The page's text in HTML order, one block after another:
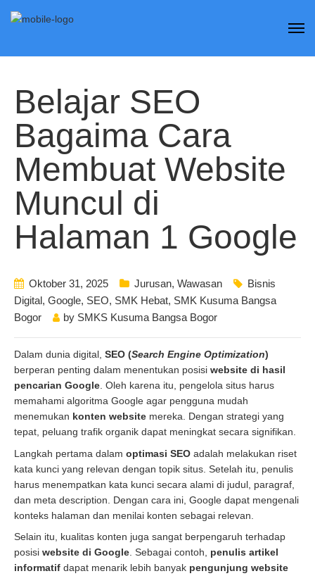
Belajar SEO
Bagaima Cara
Membuat Website
Muncul di
Halaman 1 Google
Oktober 31, 2025 Jurusan, Wawasan
Bisnis
Digital, Google, SEO, SMK Hebat, SMK Kusuma Bangsa
Bogor
by SMKS Kusuma Bangsa Bogor
Dalam dunia digital, SEO (Search Engine Optimization)
berperan penting dalam menentukan posisi website di hasil
pencarian Google . Oleh karena itu, pengelola situs harus
memahami algoritma Google agar pengguna mudah
menemukan konten website mereka. Dengan strategi yang
tepat, peluang trafik organik dapat meningkat secara signifikan.
Langkah pertama dalam optimasi SEO adalah melakukan riset
kata kunci yang relevan dengan topik situs. Setelah itu, penulis
harus menempatkan kata kunci secara alami di judul, paragraf,
dan meta description. Dengan cara ini, Google dapat mengenali
konteks halaman dan menilai konten sebagai relevan.
Selain itu, kualitas konten juga sangat berpengaruh terhadap
posisi website di Google . Sebagai contoh, penulis artikel
informatif dapat menarik lebih banyak pengunjung website